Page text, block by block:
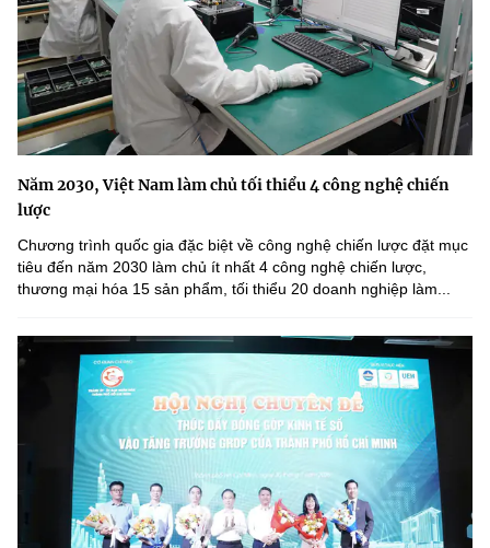
Năm 2030, Việt Nam làm chủ tối thiểu 4 công nghệ chiến
lược
Chương trình quốc gia đặc biệt về công nghệ chiến lược đặt mục
tiêu đến năm 2030 làm chủ ít nhất 4 công nghệ chiến lược,
thương mại hóa 15 sản phẩm, tối thiểu 20 doanh nghiệp làm...